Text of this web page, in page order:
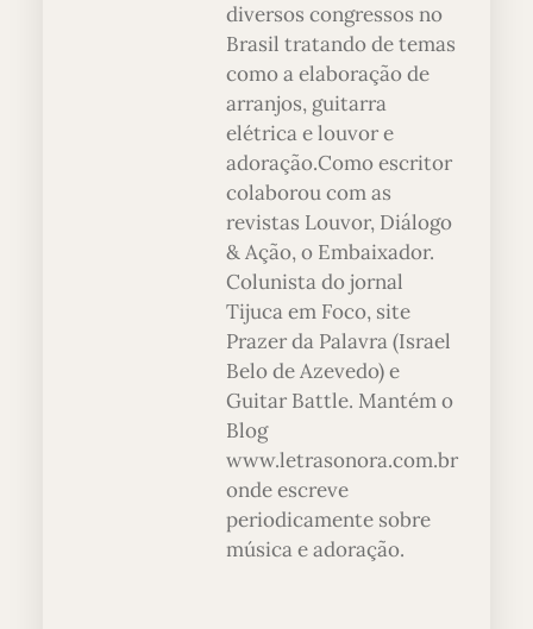
diversos congressos no
Brasil tratando de temas
como a elaboração de
arranjos, guitarra
elétrica e louvor e
adoração.Como escritor
colaborou com as
revistas Louvor, Diálogo
& Ação, o Embaixador.
Colunista do jornal
Tijuca em Foco, site
Prazer da Palavra (Israel
Belo de Azevedo) e
Guitar Battle. Mantém o
Blog
www.letrasonora.com.br
onde escreve
periodicamente sobre
música e adoração.